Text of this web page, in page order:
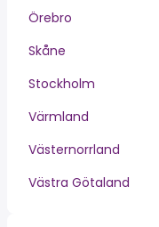
Örebro
Skåne
Stockholm
Värmland
Västernorrland
Västra Götaland